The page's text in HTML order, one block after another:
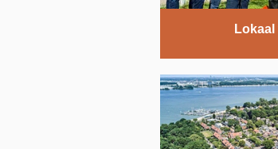
Lokaal